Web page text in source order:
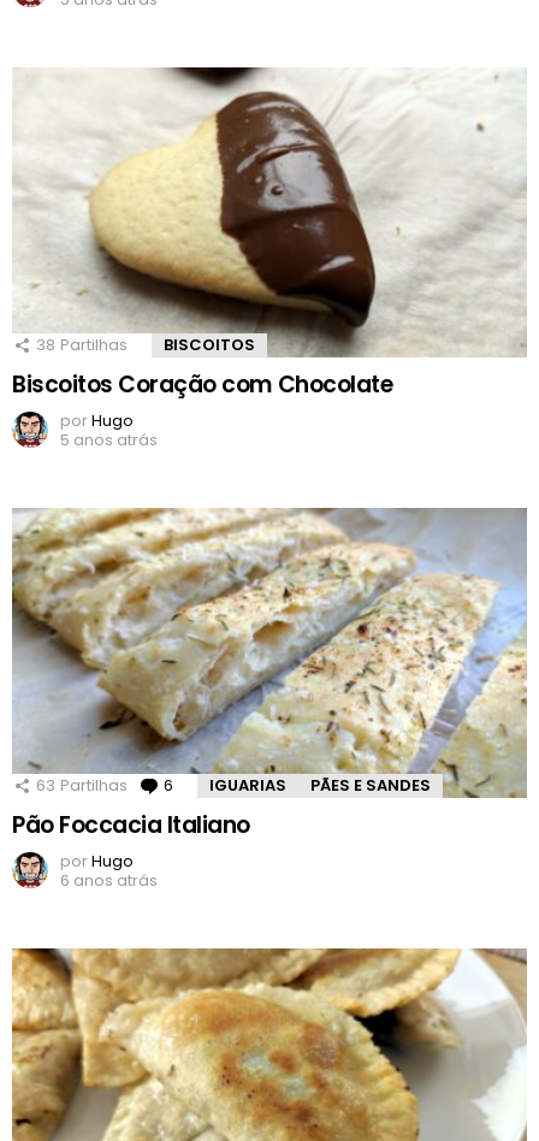
38 Partilhas BISCOITOS
Biscoitos Coração com Chocolate
porHugo
5 anos atrás
63 Partilhas 6 Comentários
IGUARIAS PÃES E SANDES
Pão Foccacia Italiano
porHugo
6 anos atrás